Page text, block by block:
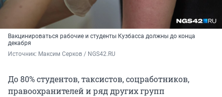
Вакцинироваться рабочие и студенты Кузбасса должны до конца
декабря
Источник: Максим Серков / NGS42.RU
До 80% студентов, таксистов, соцработников,
правоохранителей и ряд других групп